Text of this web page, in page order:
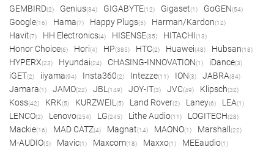
GEMBIRD(2) Genius(34) GIGABYTE(12) Gigaset(1) GoGEN(54)
Google(16) Hama(7) Happy Plugs(5) Harman/Kardon(12)
Havit(7) HH Electronics(4) HISENSE(35) HITACHI(13)
Honor Choice(6) Hori(4) HP(385) HTC(2) Huawei(48) Hubsan(18)
HYPERX(23) Hyundai(24) CHASING-INNOVATION(1) iDance(3)
iGET(2) iiyama(94) Insta360(2) Intezze(11) ION(3) JABRA(34)
Jamara(1) JAMO(22) JBL (149) JOY-IT(3) JVC(49) Klipsch(32)
Koss(42) KRK(5) KURZWEIL (5) Land Rover(2) Laney(6) LEA(1)
LENCO(2) Lenovo(254) LG(245) Lithe Audio(11) LOGITECH(28)
Mackie(16) MAD CATZ(4) Magnat(14) MAONO(1) Marshall (22)
M-AUDIO(5) Mavic(1) Maxcom(18) Maxxo(1) MEEaudio(1)